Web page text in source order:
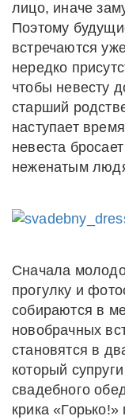
лицо, иначе
Поэтому
встречаются
нередко
чтобы невесту
старший
наступает
невеста
неженатым
Сначала
прогулку и
собираются в
новобрачных
становятся в
который
свадебного
крика «Горько!»